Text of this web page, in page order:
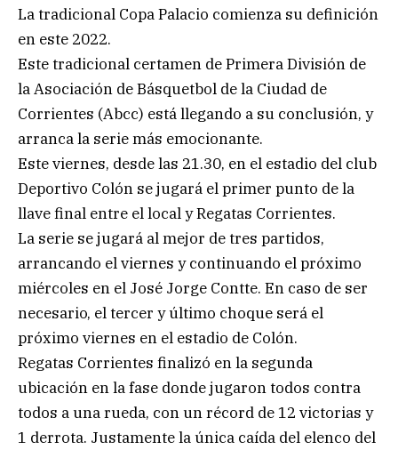
La tradicional Copa Palacio comienza su definición
en este 2022.
Este tradicional certamen de Primera División de
la Asociación de Básquetbol de la Ciudad de
Corrientes (Abcc) está llegando a su conclusión, y
arranca la serie más emocionante.
Este viernes, desde las 21.30, en el estadio del club
Deportivo Colón se jugará el primer punto de la
llave final entre el local y Regatas Corrientes.
La serie se jugará al mejor de tres partidos,
arrancando el viernes y continuando el próximo
miércoles en el José Jorge Contte. En caso de ser
necesario, el tercer y último choque será el
próximo viernes en el estadio de Colón.
Regatas Corrientes finalizó en la segunda
ubicación en la fase donde jugaron todos contra
todos a una rueda, con un récord de 12 victorias y
1 derrota. Justamente la única caída del elenco del